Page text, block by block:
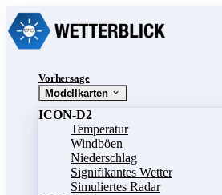
Vorhersage
Modellkarten
ICON-D2
Temperatur
Windböen
Niederschlag
Signifikantes Wetter
Simuliertes Radar